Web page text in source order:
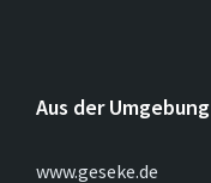
Aus der Umgebung
www.geseke.de